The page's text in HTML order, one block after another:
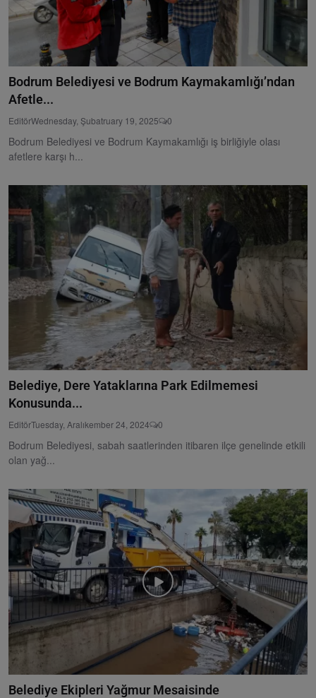
Bodrum Belediyesi ve Bodrum Kaymakamlığı’ndan
Afetle...
EditörWednesday, Şubatruary 19, 2025 0
Bodrum Belediyesi ve Bodrum Kaymakamlığı iş birliğiyle olası
afetlere karşı h...
Belediye, Dere Yataklarına Park Edilmemesi
Konusunda...
EditörTuesday, Aralıkember 24, 2024 0
Bodrum Belediyesi, sabah saatlerinden itibaren ilçe genelinde etkili
olan yağ...
Belediye Ekipleri Yağmur Mesaisinde